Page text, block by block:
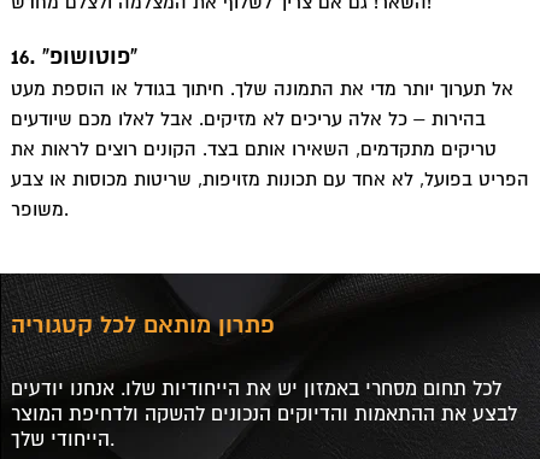
16. “פוטושופ”
אל תערוך יותר מדי את התמונה שלך. חיתוך בגודל או הוספת מעט
בהירות – כל אלה עריכים לא מזיקים. אבל לאלו מכם שיודעים
טריקים מתקדמים, השאירו אותם בצד. הקונים רוצים לראות את
הפריט בפועל, לא אחד עם תכונות מזויפות, שריטות מכוסות או צבע
משופר.
פתרון מותאם לכל קטגוריה
לכל תחום מסחרי באמזון יש את הייחודיות שלו. אנחנו יודעים
לבצע את ההתאמות והדיוקים הנכונים להשקה ולדחיפת המוצר
הייחודי שלך.